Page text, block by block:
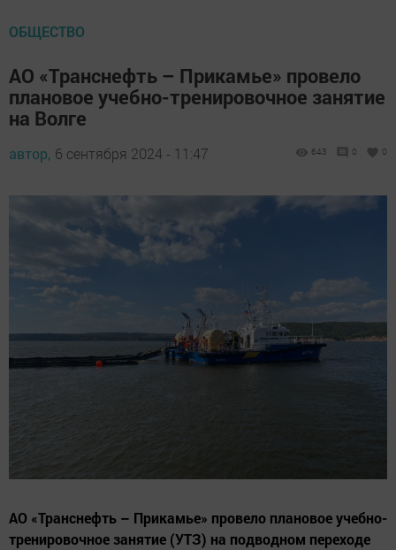
ОБЩЕСТВО
АO «Транснефть – Прикамье» провело
плановое учебно-тренировочное занятие
на Волге
автор, 6 сентября 2024 - 11:47 643 0 0
АО «Транснефть – Прикамье» провело плановое учебно-
тренировочное занятие (УТЗ) на подводном переходе